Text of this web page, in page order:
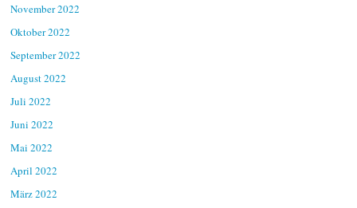
November 2022
Oktober 2022
September 2022
August 2022
Juli 2022
Juni 2022
Mai 2022
April 2022
März 2022